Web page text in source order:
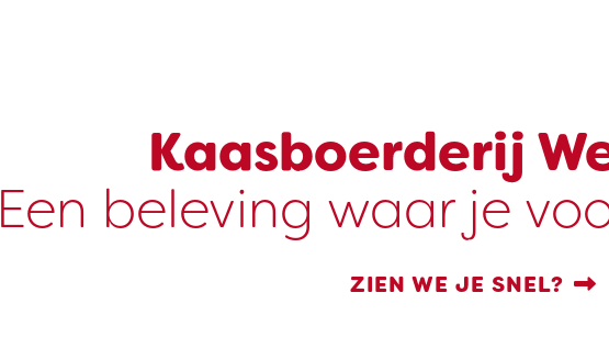
Kaasboerderij
Een beleving waar je
ZIEN WE JE SNEL?